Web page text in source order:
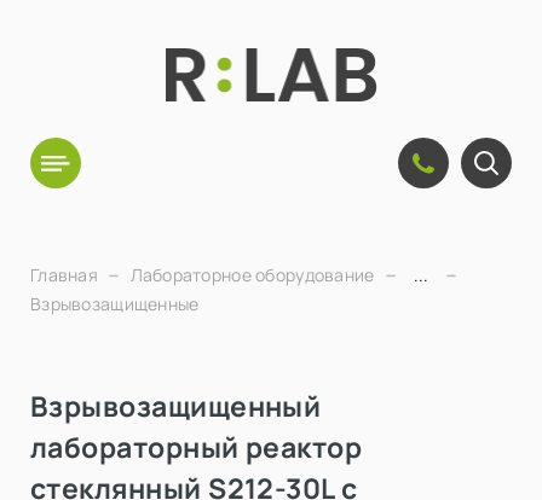
Главная Лабораторное оборудование
...
Взрывозащищенные
Взрывозащищенный
лабораторный реактор
стеклянный S212-30L с